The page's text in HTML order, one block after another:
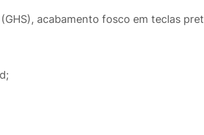
acabamento fosco em teclas